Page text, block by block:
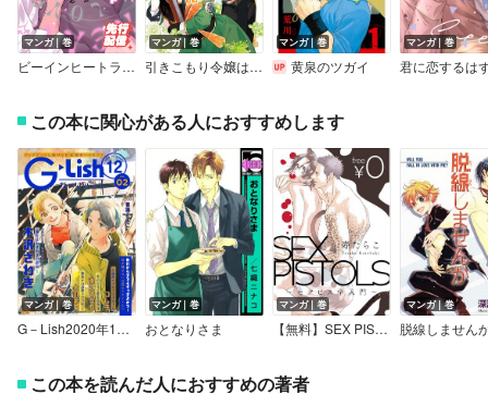
マンガ｜巻
ビーインヒートラブシック 【電子限定特典付き】
マンガ｜巻
引きこもり令嬢は話のわかる聖獣番【電子限定描き下ろし付き】
マンガ｜巻
黄泉のツガイ
マンガ｜巻
この本に関心がある人におすすめします
マンガ｜巻
G－Lish2020年12月号 Vol.2
マンガ｜巻
おとなりさま
マンガ｜巻
【無料】SEX PISTOLS ～セクピス学入門～
マンガ｜巻
脱線しません
この本を読んだ人におすすめの著者